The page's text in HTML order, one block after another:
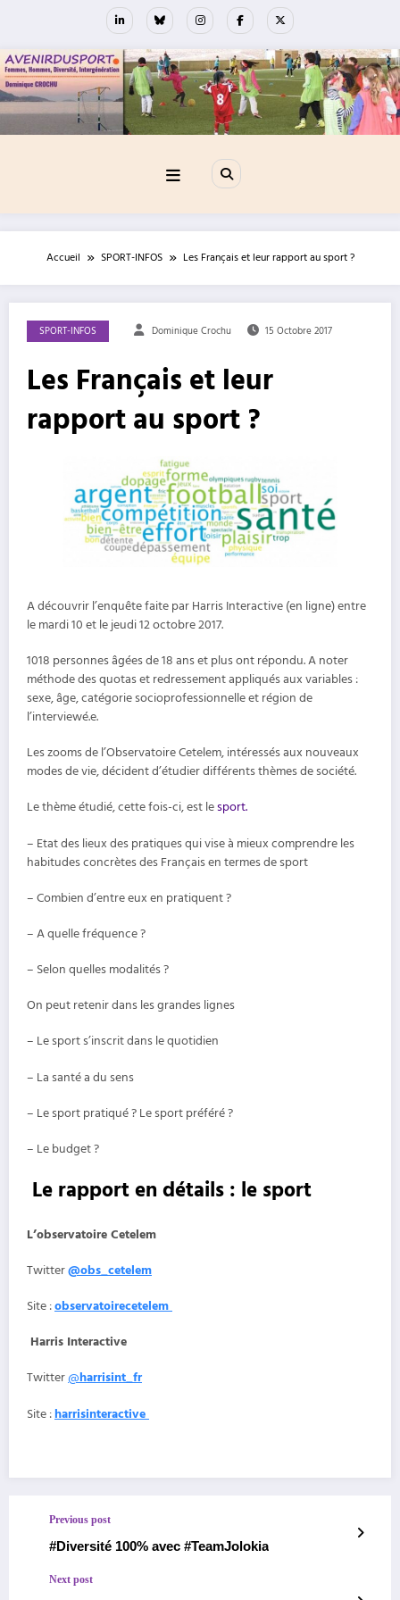
Accueil SPORT-INFOS Les Français et leur rapport au sport ?
SPORT-INFOS Dominique Crochu 15 Octobre 2017
Les Français et leur
rapport au sport ?
A découvrir l’enquête faite par Harris Interactive (en ligne) entre
le mardi 10 et le jeudi 12 octobre 2017.
1018 personnes âgées de 18 ans et plus ont répondu. A noter
méthode des quotas et redressement appliqués aux variables :
sexe, âge, catégorie socioprofessionnelle et région de
l’interviewé.e.
Les zooms de l’Observatoire Cetelem, intéressés aux nouveaux
modes de vie, décident d’étudier différents thèmes de société.
Le thème étudié, cette fois-ci, est lesport.
– Etat des lieux des pratiques qui vise à mieux comprendre les
habitudes concrètes des Français en termes de sport
– Combien d’entre eux en pratiquent ?
– A quelle fréquence ?
– Selon quelles modalités ?
On peut retenir dans les grandes lignes
– Le sport s’inscrit dans le quotidien
– La santé a du sens
– Le sport pratiqué ? Le sport préféré ?
– Le budget ?
Le rapport en détails : le sport
L’observatoire Cetelem
Twitter@obs_cetelem
Site :observatoirecetelem
Harris Interactive
Twitter@harrisint_fr
Site :harrisinteractive
Previous post
#Diversité 100% avec #TeamJolokia
Next post